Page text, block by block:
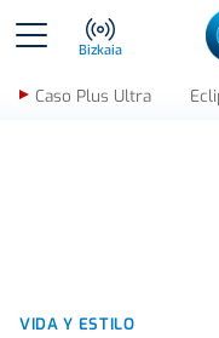
Bizkaia
Caso Plus Ultra
VIDA Y ESTILO